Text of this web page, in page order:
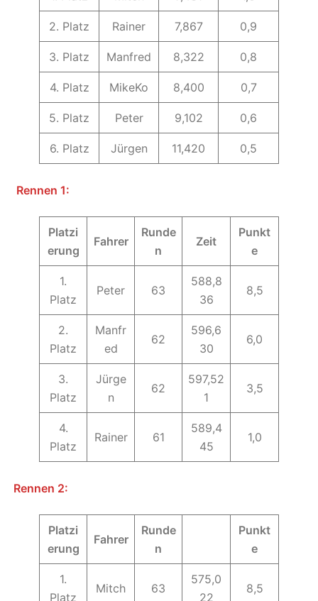
2. Platz Rainer 7,867 0,9
3. Platz Manfred 8,322 0,8
4. Platz MikeKo 8,400 0,7
5. Platz Peter 9,102 0,6
6. Platz Jürgen 11,420 0,5
Rennen 1:
Platzi
erung
Fahrer
Runde
n
Zeit
Punkt
e
1.
Platz
Peter 63
588,8
36
8,5
2.
Platz
Manfr
ed
62
596,6
30
6,0
3.
Platz
Jürge
n
62
597,52
1
3,5
4.
Platz
Rainer 61
589,4
45
1,0
Rennen 2:
Platzi
erung
Fahrer
Runde
n
Punkt
e
1.
Platz
Mitch 63
575,0
22
8,5